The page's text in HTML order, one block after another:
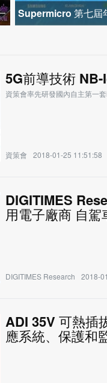
Supermicro 第七屆
5G前導技術
資策會率先研發國內自主第一
資策會 2018-01-25 11:51:58
DIGITIMES
用電子廠商 自
DIGITIMES Research 2018-
ADI 35V 可熱插
應系統、保護和